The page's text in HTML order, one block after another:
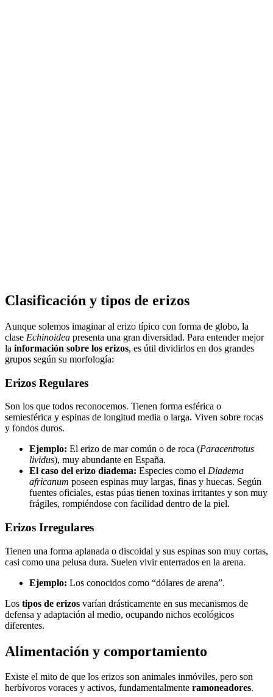
Clasificación y tipos de erizos
Aunque solemos imaginar al erizo típico con forma de globo, la
clase Echinoidea presenta una gran diversidad. Para entender mejor
la información sobre los erizos, es útil dividirlos en dos grandes
grupos según su morfología:
Erizos Regulares
Son los que todos reconocemos. Tienen forma esférica o
semiesférica y espinas de longitud media o larga. Viven sobre rocas
y fondos duros.
Ejemplo: El erizo de mar común o de roca (Paracentrotus
lividus), muy abundante en España.
El caso del erizo diadema: Especies como el Diadema
africanum poseen espinas muy largas, finas y huecas. Según
fuentes oficiales, estas púas tienen toxinas irritantes y son muy
frágiles, rompiéndose con facilidad dentro de la piel.
Erizos Irregulares
Tienen una forma aplanada o discoidal y sus espinas son muy cortas,
casi como una pelusa dura. Suelen vivir enterrados en la arena.
Ejemplo: Los conocidos como “dólares de arena”.
Los tipos de erizos varían drásticamente en sus mecanismos de
defensa y adaptación al medio, ocupando nichos ecológicos
diferentes.
Alimentación y comportamiento
Existe el mito de que los erizos son animales inmóviles, pero son
herbívoros voraces y activos, fundamentalmente ramoneadores.